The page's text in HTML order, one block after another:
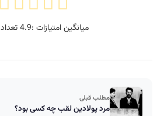
میانگین امتیازات :4.9
مطلب قبلی
مرد پولادین لقب چه کسی بود؟